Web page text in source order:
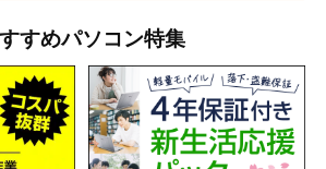
すめパソコン特集